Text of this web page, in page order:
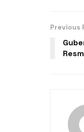
Previous